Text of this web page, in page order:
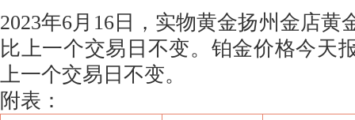
2023年6月16日，实物黄金扬州金店黄
比上一个交易日不变。铂金价格今天
上一个交易日不变。
附表：